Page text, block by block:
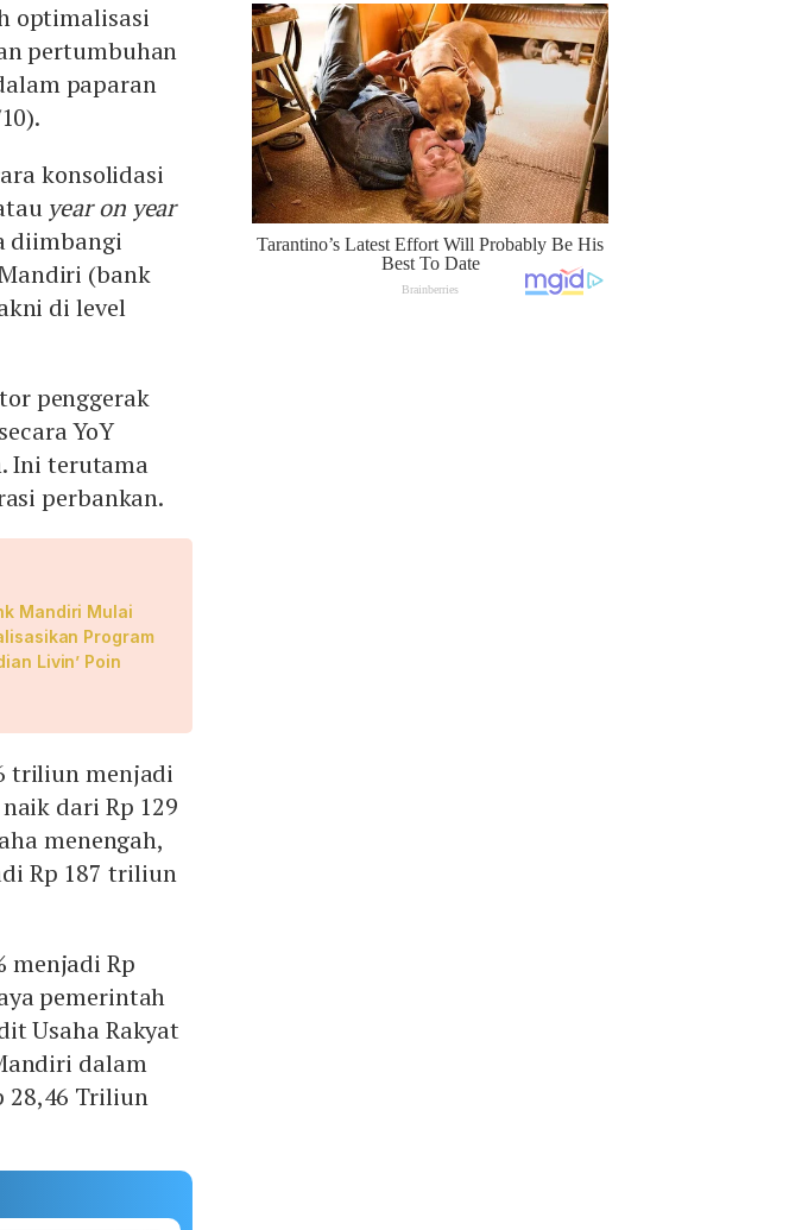
optimalisasi
pertumbuhan
paparan
konsolidasi
year on year
diimbangi
(bank
di level
penggerak
YoY
Ini terutama
perbankan.
Mandiri Mulai
Program
Livin’ Poin
triliun menjadi
dari Rp 129
menengah,
Rp 187 triliun
menjadi Rp
pemerintah
Usaha Rakyat
dalam
28,46 Triliun